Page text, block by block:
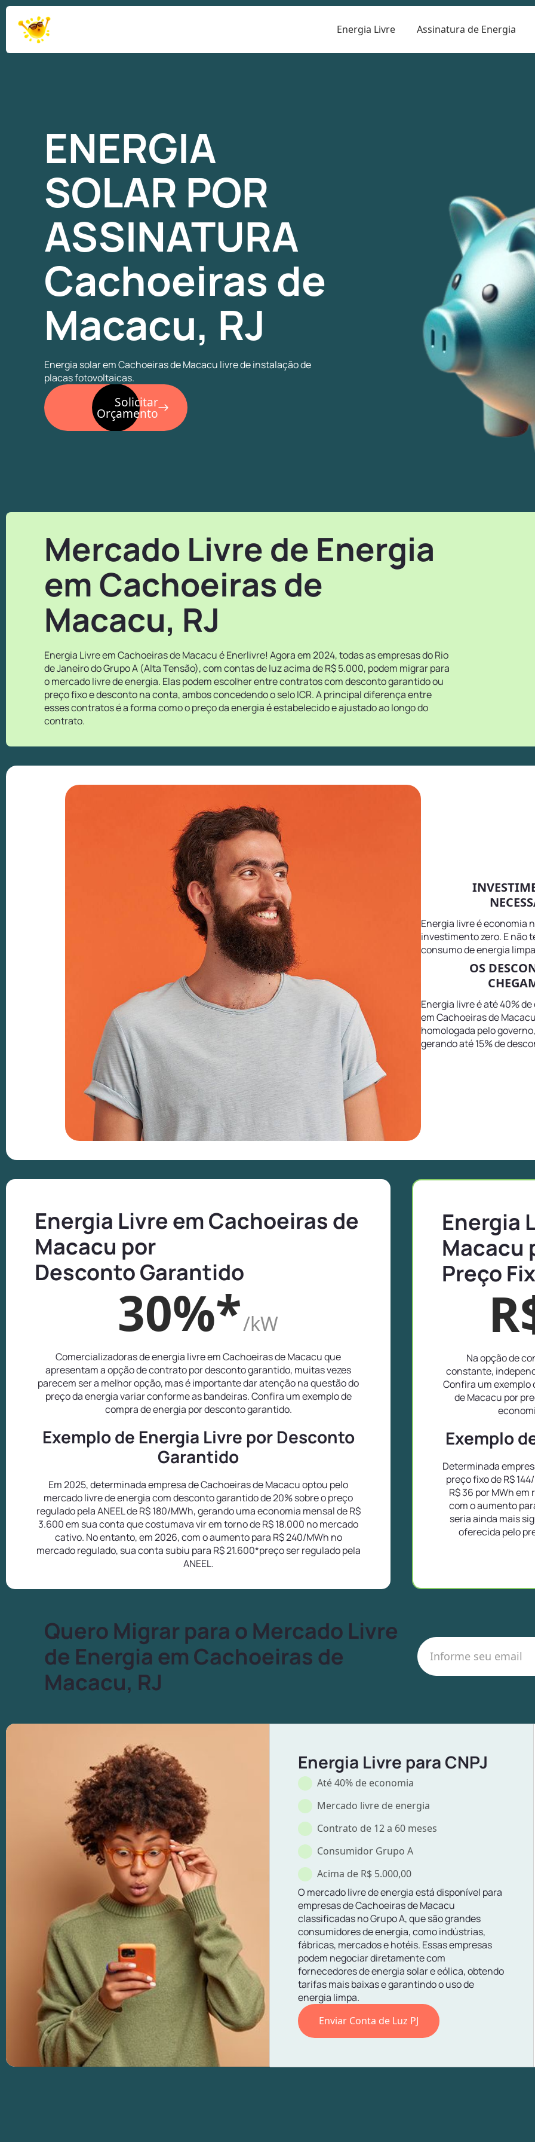
Energia Livre Assinatura de Energia
ENERGIA
SOLAR POR
ASSINATURA
Cachoeiras de
Macacu, RJ
Energia solar em Cachoeiras de Macacu livre de instalação de
placas fotovoltaicas.
Solicitar
Orçamento
Mercado Livre de Energia
em Cachoeiras de
Macacu, RJ
Energia Livre em Cachoeiras de Macacu é Enerlivre! Agora em 2024, todas as empresas do Rio
de Janeiro do Grupo A (Alta Tensão), com contas de luz acima de R$ 5.000, podem migrar para
o mercado livre de energia. Elas podem escolher entre contratos com desconto garantido ou
preço fixo e desconto na conta, ambos concedendo o selo ICR. A principal diferença entre
esses contratos é a forma como o preço da energia é estabelecido e ajustado ao longo do
contrato.
Energia livre é economia
investimento zero. E não
consumo de energia
OS
Energia livre é até 40%
em Cachoeiras de
homologada pelo
gerando até 15% de
Energia Livre em Cachoeiras de
Macacu por
Desconto Garantido
30%*/kW
Comercializadoras de energia livre em Cachoeiras de Macacu que
apresentam a opção de contrato por desconto garantido, muitas vezes
parecem ser a melhor opção, mas é importante dar atenção na questão do
preço da energia variar conforme as bandeiras. Confira um exemplo de
compra de energia por desconto garantido.
Exemplo de Energia Livre por Desconto
Garantido
Em 2025, determinada empresa de Cachoeiras de Macacu optou pelo
mercado livre de energia com desconto garantido de 20% sobre o preço
regulado pela ANEEL de R$ 180/MWh, gerando uma economia mensal de R$
3.600 em sua conta que costumava vir em torno de R$ 18.000 no mercado
cativo. No entanto, em 2026, com o aumento para R$ 240/MWh no
mercado regulado, sua conta subiu para R$ 21.600*preço ser regulado pela
ANEEL.
Energia
Macacu
Preço
Na opção de
constante,
Confira um exemplo
de Macacu por
Exemplo
Determinada
preço fixo de R$
R$ 36 por MWh em
com o aumento
seria ainda mais
oferecida pelo
Quero Migrar para o Mercado Livre
de Energia em Cachoeiras de
Macacu, RJ
Energia Livre para CNPJ
Até 40% de economia
Mercado livre de energia
Contrato de 12 a 60 meses
Consumidor Grupo A
Acima de R$ 5.000,00
O mercado livre de energia está disponível para
empresas de Cachoeiras de Macacu
classificadas no Grupo A, que são grandes
consumidores de energia, como indústrias,
fábricas, mercados e hotéis. Essas empresas
podem negociar diretamente com
fornecedores de energia solar e eólica, obtendo
tarifas mais baixas e garantindo o uso de
energia limpa.
Enviar Conta de Luz PJ